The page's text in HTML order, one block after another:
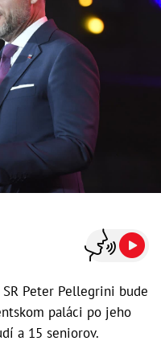
SR Peter Pellegrini bude
paláci po jeho
a 15 seniorov.